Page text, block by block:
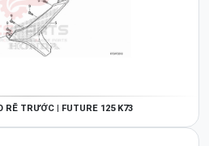
RẼ TRƯỚC | FUTURE 125 K73